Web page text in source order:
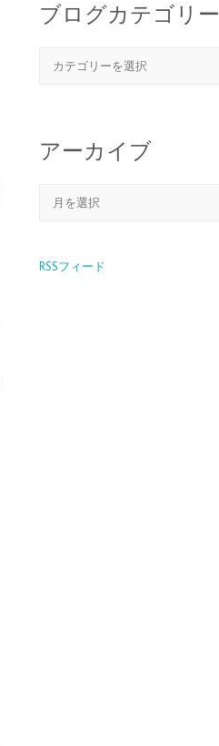
ブログカテゴリー
アーカイブ
RSSフィード